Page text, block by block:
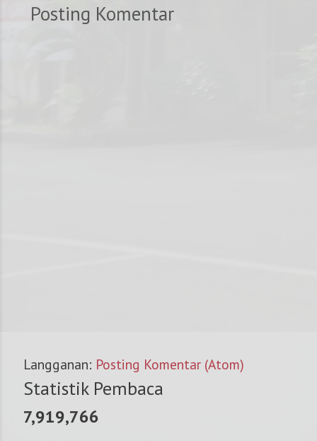
Posting Komentar
Langganan: Posting Komentar (Atom)
Statistik Pembaca
7,919,766